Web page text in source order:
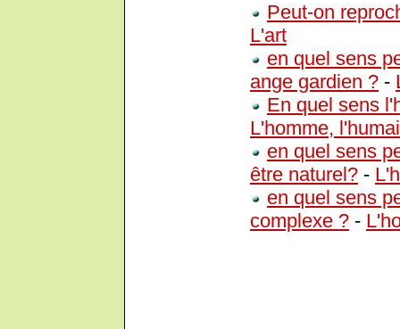
Peut-on
L'art
en quel sens
ange gardien ? -
En quel sens
L'homme,
en quel sens
être naturel? -
en quel sens
complexe ? -